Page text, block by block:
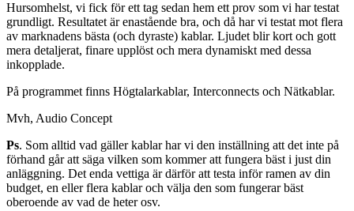
Hursomhelst, vi fick för ett tag sedan hem ett prov som vi har testat
grundligt. Resultatet är enastående bra, och då har vi testat mot flera
av marknadens bästa (och dyraste) kablar. Ljudet blir kort och gott
mera detaljerat, finare upplöst och mera dynamiskt med dessa
inkopplade.
På programmet finns Högtalarkablar, Interconnects och Nätkablar.
Mvh, Audio Concept
Ps. Som alltid vad gäller kablar har vi den inställning att det inte på
förhand går att säga vilken som kommer att fungera bäst i just din
anläggning. Det enda vettiga är därför att testa inför ramen av din
budget, en eller flera kablar och välja den som fungerar bäst
oberoende av vad de heter osv.